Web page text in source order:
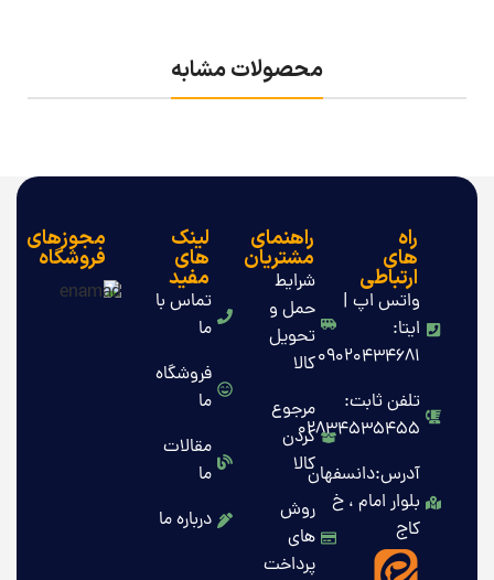
محصولات مشابه
راه
های
ارتباطی
واتس اپ |
ایتا:
09020434681
تلفن ثابت:
02834535455
آدرس:دانسفهان
بلوار امام ، خ
کاج
راهنمای
مشتریان
شرایط
حمل و
تحویل
کالا
مرجوع
کردن
کالا
روش
های
پرداخت
لینک
های
مفید
تماس با
ما
فروشگاه
ما
مقالات
ما
درباره ما
مجوزهای
فروشگاه